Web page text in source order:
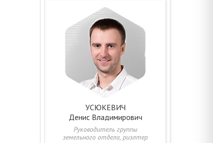
УСЮКЕВИЧ
Денис Владимирович
Руководитель группы
земельного отдела, риэлтер